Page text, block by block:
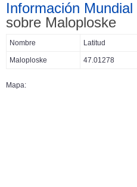
Información Mundial
sobre Maloploske
Nombre Latitud
Maloploske 47.01278
Mapa: